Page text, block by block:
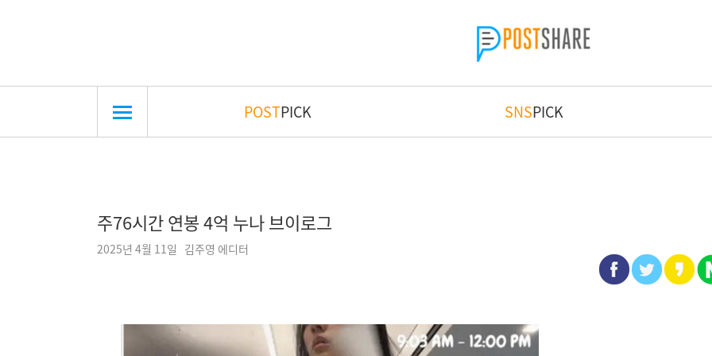
POSTPICK SNSPICK
주76시간 연봉 4억 누나 브이로그
2025년 4월 11일 김주영 에디터